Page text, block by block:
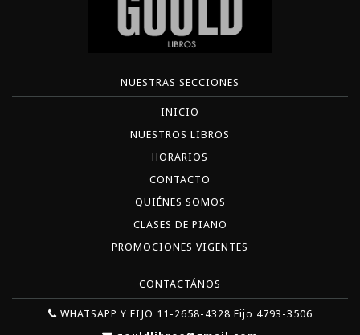
NUESTRAS SECCIONES
INICIO
NUESTROS LIBROS
HORARIOS
CONTACTO
QUIÉNES SOMOS
CLASES DE PIANO
PROMOCIONES VIGENTES
CONTACTÁNOS
WHATSAPP Y FIJO 11-2658-4328 Fijo 4793-3506